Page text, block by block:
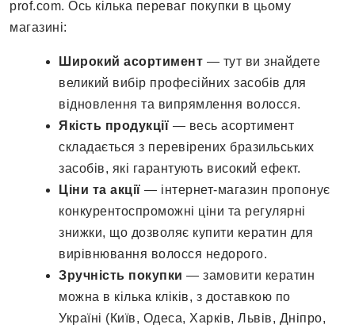
prof.com. Ось кілька переваг покупки в цьому
магазині:
Широкий асортимент — тут ви знайдете
великий вибір професійних засобів для
відновлення та випрямлення волосся.
Якість продукції — весь асортимент
складається з перевірених бразильських
засобів, які гарантують високий ефект.
Ціни та акції — інтернет-магазин пропонує
конкурентоспроможні ціни та регулярні
знижки, що дозволяє купити кератин для
вирівнювання волосся недорого.
Зручність покупки — замовити кератин
можна в кілька кліків, з доставкою по
Україні (Київ, Одеса, Харків, Львів, Дніпро,